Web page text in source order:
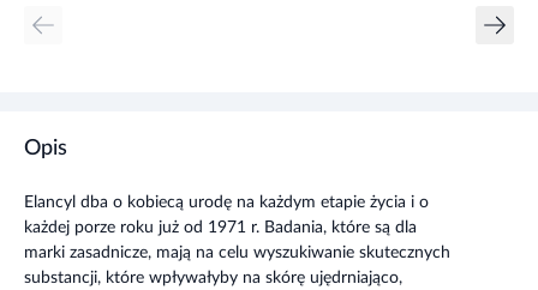
Opis
Elancyl dba o kobiecą urodę na każdym etapie życia i o
każdej porze roku już od 1971 r. Badania, które są dla
marki zasadnicze, mają na celu wyszukiwanie skutecznych
substancji, które wpływałyby na skórę ujędrniająco,